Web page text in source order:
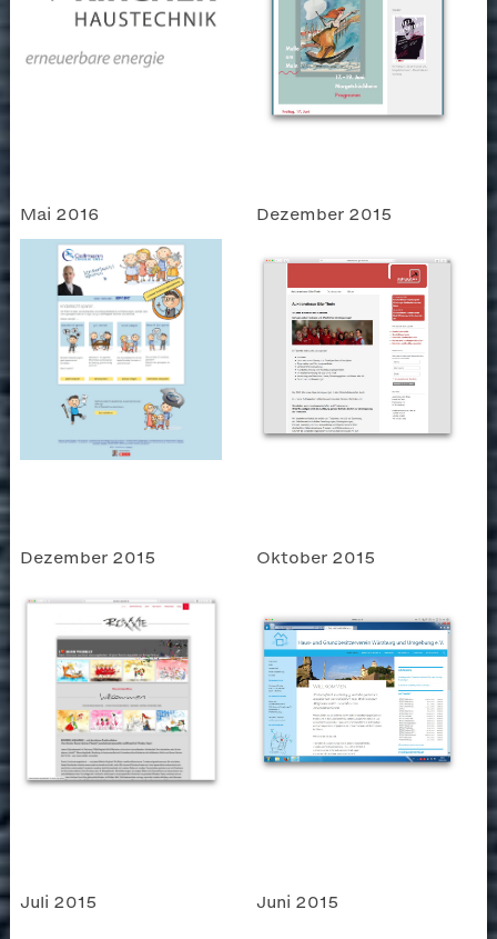
Mai 2016 Dezember 2015
Dezember 2015 Oktober 2015
Juli 2015 Juni 2015